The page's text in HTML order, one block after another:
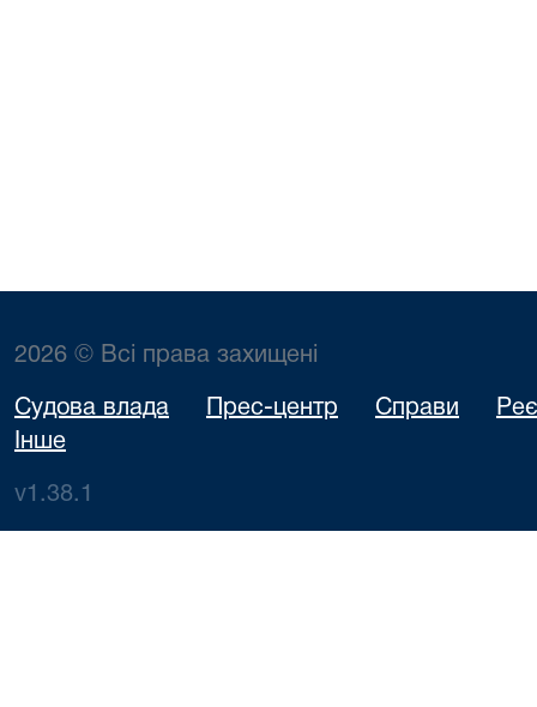
2026 © Всі права захищені
Судова влада Прес-центр Справи
Інше
v1.38.1